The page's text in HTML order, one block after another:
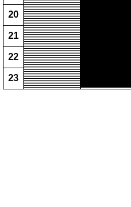
20
21
22
23